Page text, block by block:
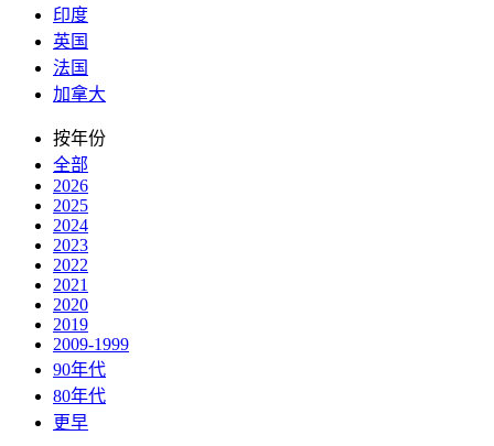
印度
英国
法国
加拿大
按年份
全部
2026
2025
2024
2023
2022
2021
2020
2019
2009-1999
90年代
80年代
更早